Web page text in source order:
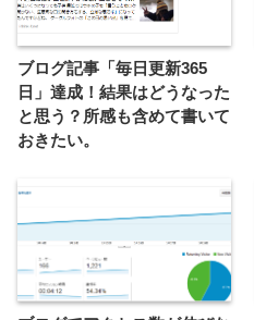
ブログ記事「毎日更新365
日」達成！結果はどうなった
と思う？所感も含めて書いて
おきたい。